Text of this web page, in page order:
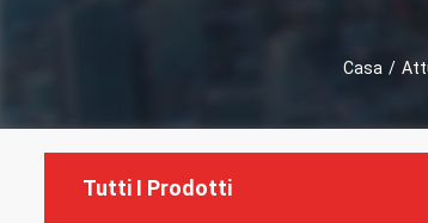
Casa /
Tutti I Prodotti